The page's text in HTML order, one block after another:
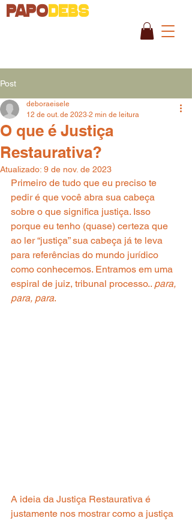
PAPO DEBS
Post
O que é Justiça
Restaurativa?
deboraeisele
12 de out. de 2023 2 min de leitura
Atualizado: 9 de nov. de 2023
Primeiro de tudo que eu preciso te
pedir é que você abra sua cabeça
sobre o que significa justiça. Isso
porque eu tenho (quase) certeza que
ao ler “justiça” sua cabeça já te leva
para referências do mundo jurídico
como conhecemos. Entramos em uma
espiral de juiz, tribunal processo.. para,
para, para.
A ideia da Justiça Restaurativa é
justamente nos mostrar como a justiça